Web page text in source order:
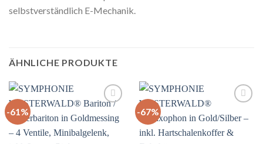
selbstverständlich E-Mechanik.
ÄHNLICHE PRODUKTE
-61%
Auf
die
Wunschliste
-67%
Auf
die